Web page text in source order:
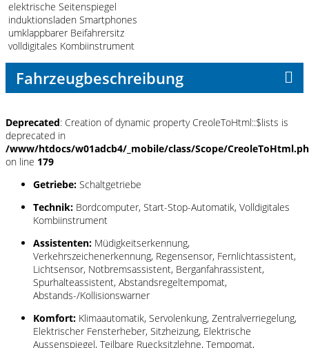
elektrische Seitenspiegel
induktionsladen Smartphones
umklappbarer Beifahrersitz
volldigitales Kombiinstrument
Fahrzeugbeschreibung
Deprecated: Creation of dynamic property CreoleToHtml::$lists is
deprecated in
/www/htdocs/w01adcb4/_mobile/class/Scope/
on line 179
Getriebe: Schaltgetriebe
Technik: Bordcomputer, Start-Stop-Automatik, Volldigitales
Kombiinstrument
Assistenten: Müdigkeitserkennung,
Verkehrszeichenerkennung, Regensensor, Fernlichtassistent,
Lichtsensor, Notbremsassistent, Berganfahrassistent,
Spurhalteassistent, Abstandsregeltempomat,
Abstands-/Kollisionswarner
Komfort: Klimaautomatik, Servolenkung, Zentralverriegelung,
Elektrischer Fensterheber, Sitzheizung, Elektrische
Aussenspiegel, Teilbare Ruecksitzlehne, Tempomat,